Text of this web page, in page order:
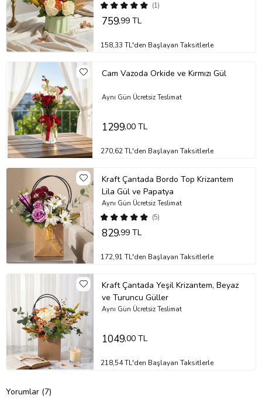
(1)
759,99 TL
158,33 TL'den Başlayan Taksitlerle
Cam Vazoda Orkide ve Kırmızı Gül
Aynı Gün Ücretsiz Teslimat
1299,00 TL
270,62 TL'den Başlayan Taksitlerle
Kraft Çantada Bordo Top Krizantem
Lila Gül ve Papatya
(5)
Aynı Gün Ücretsiz Teslimat
829,99 TL
172,91 TL'den Başlayan Taksitlerle
Kraft Çantada Yeşil Krizantem, Beyaz
ve Turuncu Güller
Aynı Gün Ücretsiz Teslimat
1049,00 TL
218,54 TL'den Başlayan Taksitlerle
Yorumlar (7)